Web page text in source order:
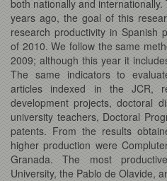
both nationally and
years ago, the goal of this
research productivity in Spanish
of 2010. We follow the same
2009; although this year it
The same indicators to
articles indexed in the JCR,
development projects, doctoral
university teachers, Doctoral
patents. From the results
higher production were
Granada. The most
University, the Pablo de Olavide,